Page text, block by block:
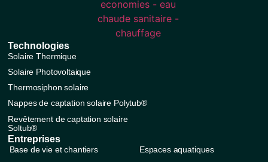
Entreprises
Base de vie et chantiers Espaces aquatiques
Technologies
Solaire Thermique
Solaire Photovoltaique
Thermosiphon solaire
Nappes de captation solaire Polytub®
Revêtement de captation solaire
Soltub®